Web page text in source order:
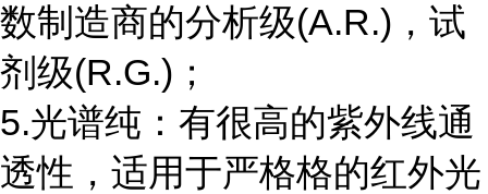
数制造商的分析级(A.R.)，试
剂级(R.G.)；
5.光谱纯：有很高的紫外线通
透性，适用于严格格的红外光